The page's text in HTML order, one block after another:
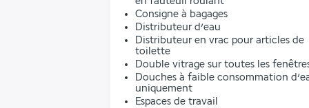
Consigne à bagages
Distributeur d’eau
Distributeur en vrac pour articles de
toilette
Double vitrage sur toutes les
Douches à faible consommation
uniquement
Espaces de travail